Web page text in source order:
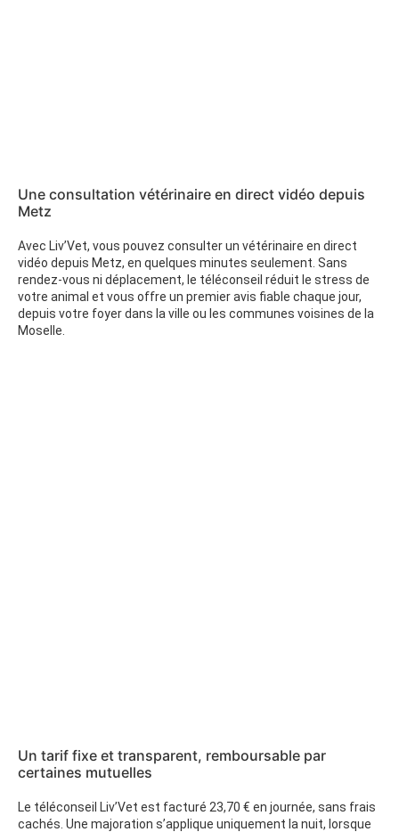
Une consultation vétérinaire en direct vidéo depuis
Metz
Avec Liv’Vet, vous pouvez consulter un vétérinaire en direct
vidéo depuis Metz, en quelques minutes seulement. Sans
rendez-vous ni déplacement, le téléconseil réduit le stress de
votre animal et vous offre un premier avis fiable chaque jour,
depuis votre foyer dans la ville ou les communes voisines de la
Moselle.
Un tarif fixe et transparent, remboursable par
certaines mutuelles
Le téléconseil Liv’Vet est facturé 23,70 € en journée, sans frais
cachés. Une majoration s’applique uniquement la nuit, lorsque